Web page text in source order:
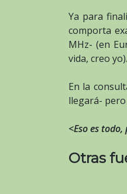
Ya para
comporta
MHz- (en
vida, creo yo).
En la
llegará-
<Eso es
Otras